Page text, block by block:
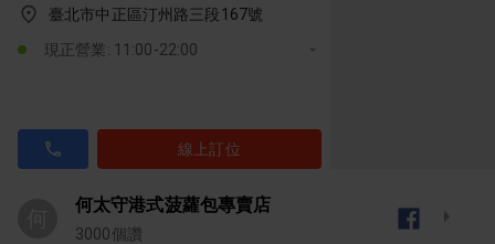
臺北市中正區汀州路三段167號
現正營業: 11:00-22:00
線上訂位
何太守港式菠蘿包專賣店
3000個讚